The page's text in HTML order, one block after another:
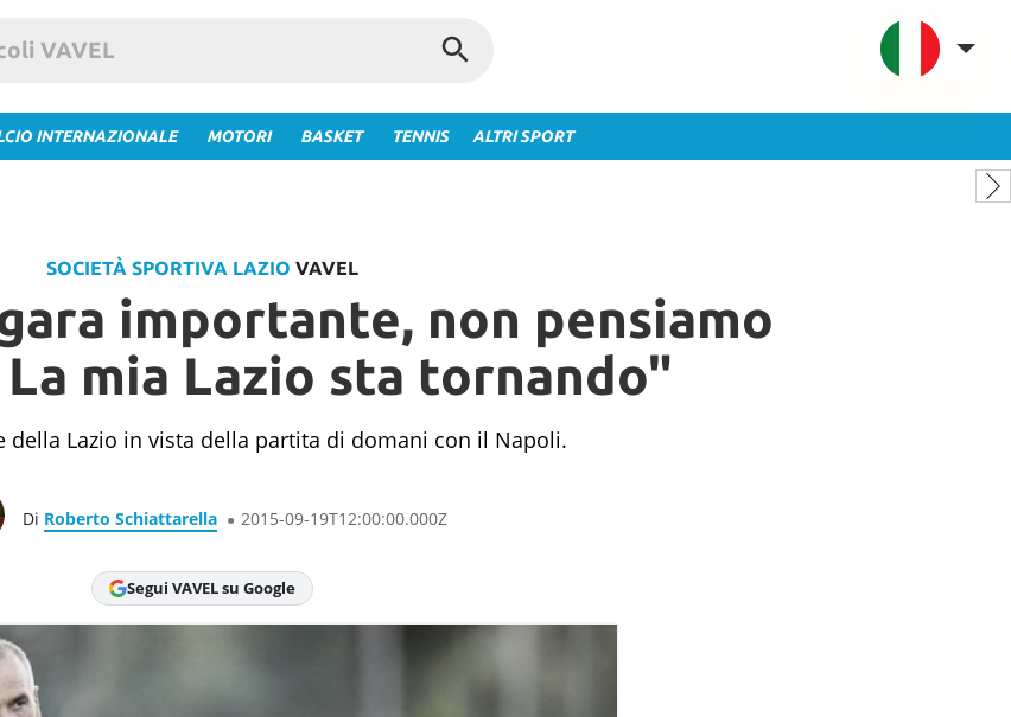
INTERNAZIONALE MOTORI BASKET TENNIS ALTRI SPORT
SOCIETÀ SPORTIVA LAZIO VAVEL
importante, non pensiamo
mia Lazio sta tornando"
della Lazio in vista della partita di domani con il Napoli.
Di Roberto Schiattarella 2015-09-19T12:00:00.000Z
Segui VAVEL su Google